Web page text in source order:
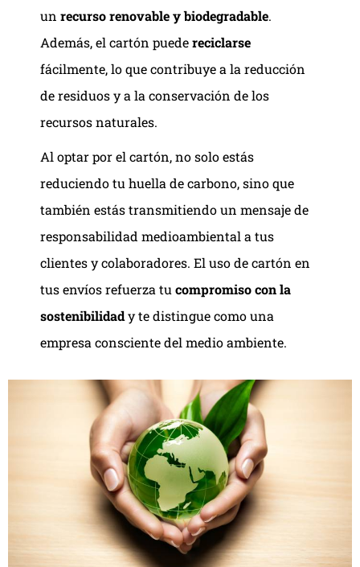
un recurso renovable y biodegradable.
Además, el cartón puedereciclarse
fácilmente, lo que contribuye a la reducción
de residuos y a la conservación de los
recursos naturales.
Al optar por el cartón, no solo estás
reduciendo tu huella de carbono, sino que
también estás transmitiendo un mensaje de
responsabilidad medioambiental a tus
clientes y colaboradores. El uso de cartón en
tus envíos refuerza tucompromiso con la
sostenibilidady te distingue como una
empresa consciente del medio ambiente.